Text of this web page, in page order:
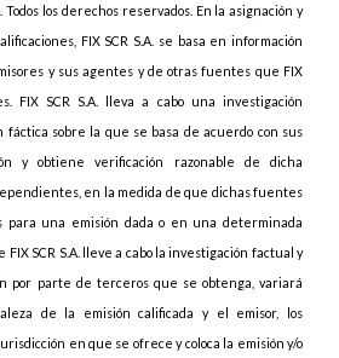
Todos los derechos reservados. En la asignación y
FIX SCR S.A. se basa en información
y sus agentes y de otras fuentes que FIX
FIX SCR S.A. lleva a cabo una investigación
fáctica sobre la que se basa de acuerdo con sus
y obtiene verificación razonable de dicha
en la medida de que dichas fuentes
para una emisión dada o en una determinada
SCR S.A. lleve a cabo la investigación factual y
por parte de terceros que se obtenga, variará
de la emisión calificada y el emisor, los
en que se ofrece y coloca la emisión y/o